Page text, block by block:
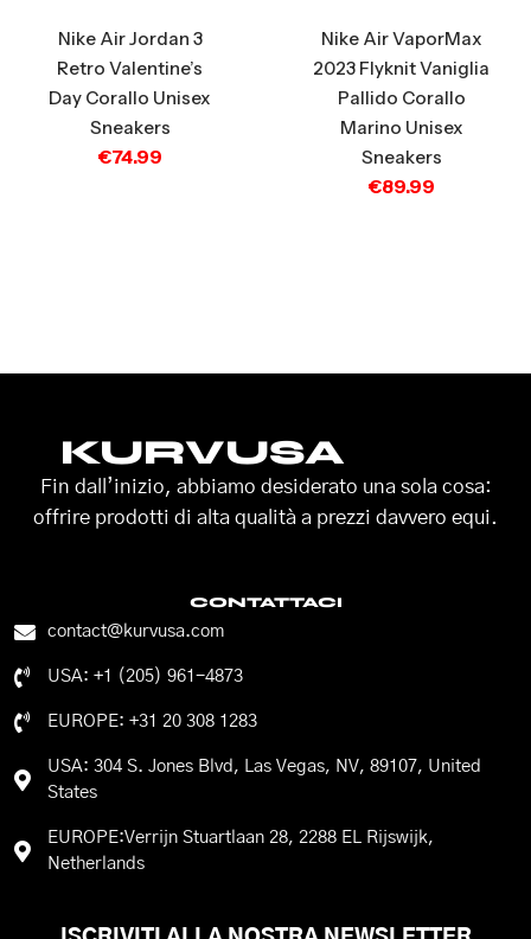
Nike Air Jordan 3
Retro Valentine’s
Day Corallo Unisex
Sneakers
€74.99
Nike Air VaporMax
2023 Flyknit Vaniglia
Pallido Corallo
Marino Unisex
Sneakers
€89.99
KURVUSA
Fin dall’inizio, abbiamo desiderato una sola cosa:
offrire prodotti di alta qualità a prezzi davvero equi.
CONTATTACI
contact@kurvusa.com
USA: +1 (205) 961-4873
EUROPE: +31 20 308 1283
USA: 304 S. Jones Blvd, Las Vegas, NV, 89107, United
States
EUROPE:Verrijn Stuartlaan 28, 2288 EL Rijswijk,
Netherlands